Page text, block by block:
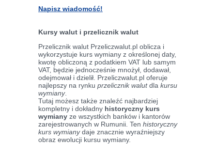
Napisz wiadomość!
Kursy walut i przelicznik walut
Przelicznik walut Przeliczwalut.pl oblicza i
wykorzystuje kurs wymiany z określonej daty,
kwotę obliczoną z podatkiem VAT lub samym
VAT, będzie jednocześnie mnożył, dodawał,
odejmował i dzielił. Przeliczwalut.pl oferuje
najlepszy na rynku przelicznik walutdla kursu
wymiany.
Tutaj możesz także znaleźć najbardziej
kompletny i dokładny historyczny kurs
wymiany ze wszystkich banków i kantorów
zarejestrowanych w Rumunii. Ten historyczny
kurs wymianydaje znacznie wyraźniejszy
obraz ewolucji kursu wymiany.